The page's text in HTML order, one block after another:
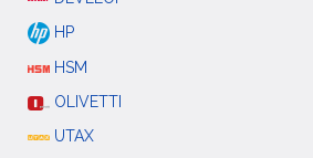
HP
HSM
OLIVETTI
UTAX